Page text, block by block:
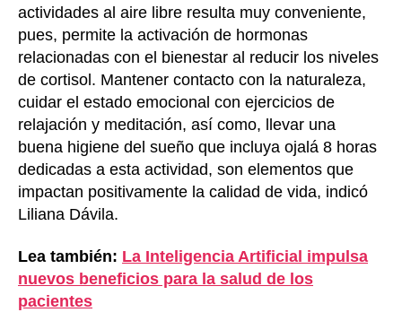
actividades al aire libre resulta muy conveniente,
pues, permite la activación de hormonas
relacionadas con el bienestar al reducir los niveles
de cortisol. Mantener contacto con la naturaleza,
cuidar el estado emocional con ejercicios de
relajación y meditación, así como, llevar una
buena higiene del sueño que incluya ojalá 8 horas
dedicadas a esta actividad, son elementos que
impactan positivamente la calidad de vida, indicó
Liliana Dávila.
Lea también: La Inteligencia Artificial impulsa
nuevos beneficios para la salud de los
pacientes